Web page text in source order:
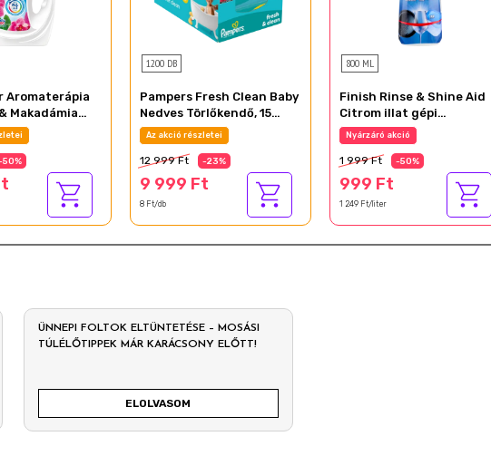
Aromaterápia
Makadámia
mosószer
l
50%
1200 DB
Pampers Fresh Clean Baby
Nedves Törlőkendő, 15
Csomag x 80 Törlőkendő
db Baba Nedves
Törlőkendő
Az akció részletei
12 999 Ft -23%
9 999 Ft
8 Ft/db
800 ML
Finish Rinse & Shine Aid
Citrom illat gépi
öblítőszer 800 ml
Nyárzáró akció
1 999 Ft -50%
999 Ft
1 249 Ft/liter
ÜNNEPI FOLTOK ELTÜNTETÉSE – MOSÁSI
TÚLÉLŐTIPPEK MÁR KARÁCSONY ELŐTT!
ELOLVASOM